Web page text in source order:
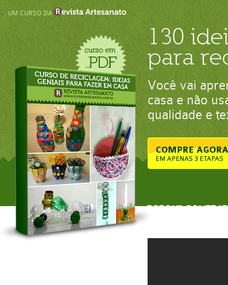
UM CURSO DA
130
para
Você vai
casa e não
qualidade e
PORQUE COMPRAR